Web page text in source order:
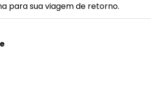
para sua viagem de retorno.